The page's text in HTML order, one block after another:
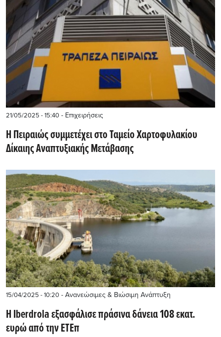
21/05/2025 - 15:40 - Επιχειρήσεις
Η Πειραιώς συμμετέχει στο Ταμείο Χαρτοφυλακίου
Δίκαιης Αναπτυξιακής Μετάβασης
15/04/2025 - 10:20 - Ανανεώσιμες & Βιώσιμη Ανάπτυξη
Η Iberdrola εξασφάλισε πράσινα δάνεια 108 εκατ.
ευρώ από την ΕΤΕπ